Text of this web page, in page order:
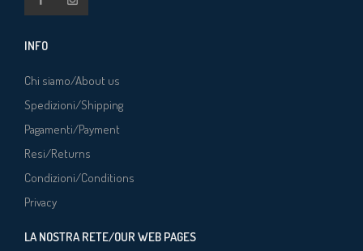
INFO
Chi siamo/About us
Spedizioni/Shipping
Pagamenti/Payment
Resi/Returns
Condizioni/Conditions
Privacy
LA NOSTRA RETE/OUR WEB PAGES